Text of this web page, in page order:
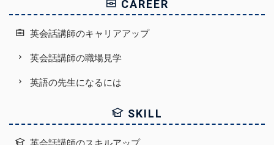
CAREER
英会話講師のキャリアアップ
英会話講師の職場見学
英語の先生になるには
SKILL
英会話講師のスキルアップ